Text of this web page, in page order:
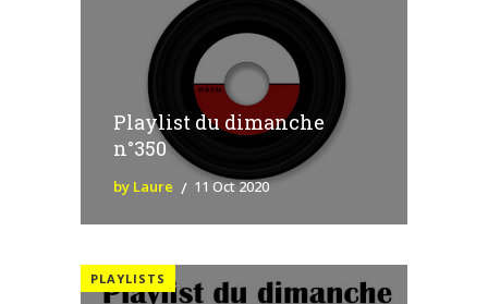
Playlist du dimanche
n°350
by Laure 11 Oct 2020
PLAYLISTS